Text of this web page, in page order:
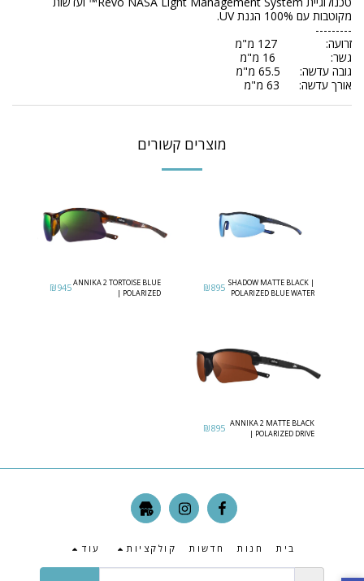
מקוטבות עם 100% הגנת UV.
---------
זרועה: 127 מ"מ
גשר: 16 מ"מ
גובה עדשה: 65.5 מ"מ
אורך עדשה: 63 מ"מ
מוצרים קשורים
SHADOW MATTE BLACK |
POLARIZED BLUE WATER
₪895
ANNIKA 2 TORTOISE BLUE
| POLARIZED
₪945
ANNIKA 2 MATTE BLACK
| POLARIZED DRIVE
₪895
בית חנות חדשות קולקציות עוד